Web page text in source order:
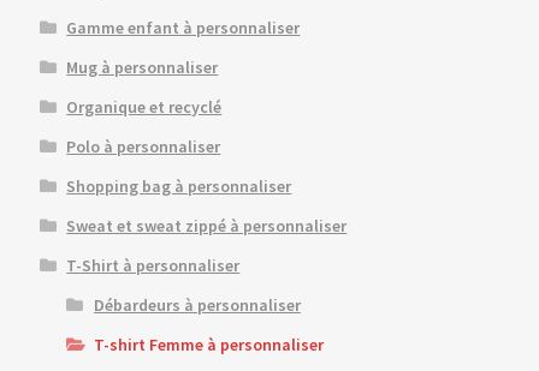
Gamme enfant à personnaliser
Mug à personnaliser
Organique et recyclé
Polo à personnaliser
Shopping bag à personnaliser
Sweat et sweat zippé à personnaliser
T-Shirt à personnaliser
Débardeurs à personnaliser
T-shirt Femme à personnaliser